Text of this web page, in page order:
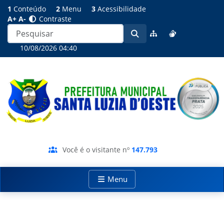
1 Conteúdo 2 Menu 3 Acessibilidade
A+ A- Contraste
10/08/2026 04:40
Você é o visitante nº 147.793
Menu